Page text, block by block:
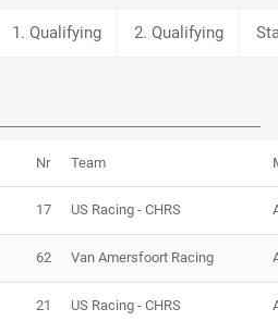
1. Qualifying 2. Qualifying
Nr Team
17 US Racing - CHRS
62 Van Amersfoort Racing
21 US Racing - CHRS